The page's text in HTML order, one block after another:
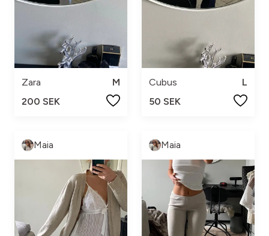
Zara
M
200 SEK
Cubus
L
50 SEK
Maia Maia